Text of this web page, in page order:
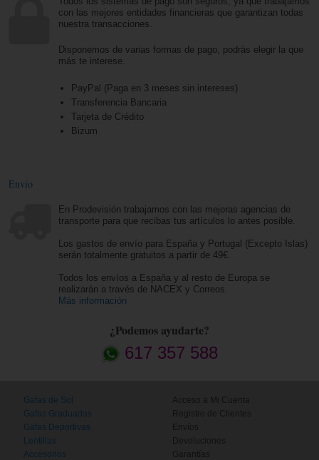
con las mejores entidades financieras que garantizan todas
nuestra transacciones.
Disponemos de varias formas de pago, podrás elegir la que
más te interese.
PayPal (Paga en 3 meses sin intereses)
Transferencia Bancaria
Tarjeta de Crédito
Bizum
Envío
En Prodevisión trabajamos con las mejoras agencias de
transporte para que recibas tus artículos lo antes posible.
Los gastos de envío para España y Portugal (Excepto Islas)
serán totalmente gratuitos a partir de 49€.
Todos los envíos a España y al resto de Europa se
realizarán a través de NACEX y Correos.
Más información
¿Podemos ayudarte?
617 357 588
Gafas de Sol
Gafas Graduadas
Gafas Deportivas
Lentillas
Accesorios
Acceso a Mi Cuenta
Registro de Clientes
Envíos
Devoluciones
Garantías